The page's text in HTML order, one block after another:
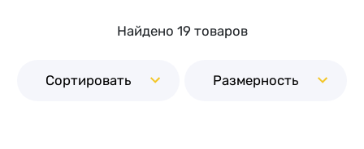
Найдено 19 товаров
Сортировать Размерность